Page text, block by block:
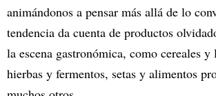
animándonos a pensar más allá de lo
tendencia da cuenta de productos
la escena gastronómica, como cereales y
hierbas y fermentos, setas y alimentos